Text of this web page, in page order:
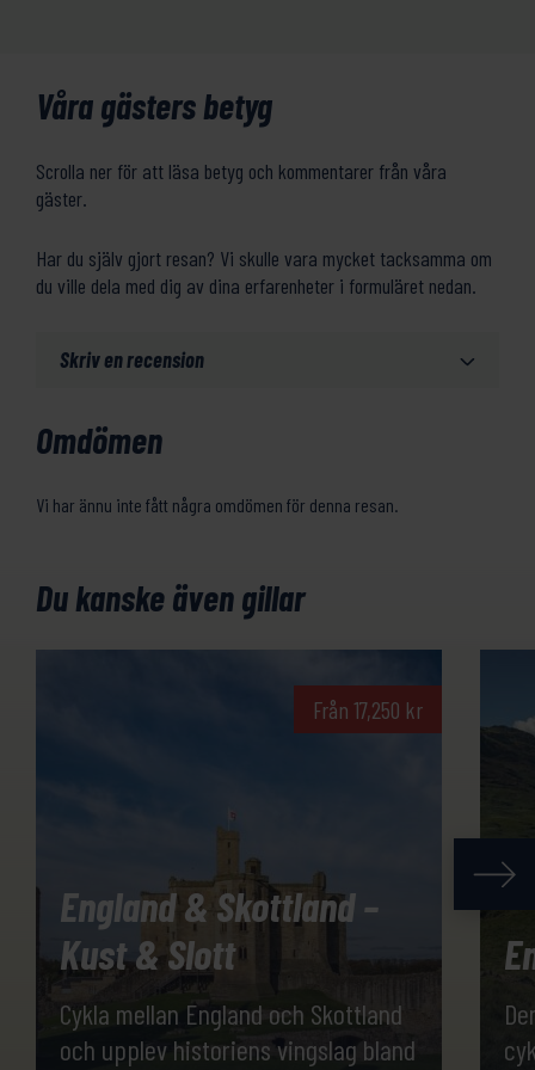
Våra gästers betyg
Scrolla ner för att läsa betyg och kommentarer från våra
gäster.
Har du själv gjort resan? Vi skulle vara mycket tacksamma om
du ville dela med dig av dina erfarenheter i formuläret nedan.
Skriv en recension
Omdömen
Vi har ännu inte fått några omdömen för denna resan.
Du kanske även gillar
Från 17,250 kr
England & Skottland –
Kust & Slott
Cykla mellan England och Skottland
och upplev historiens vingslag bland